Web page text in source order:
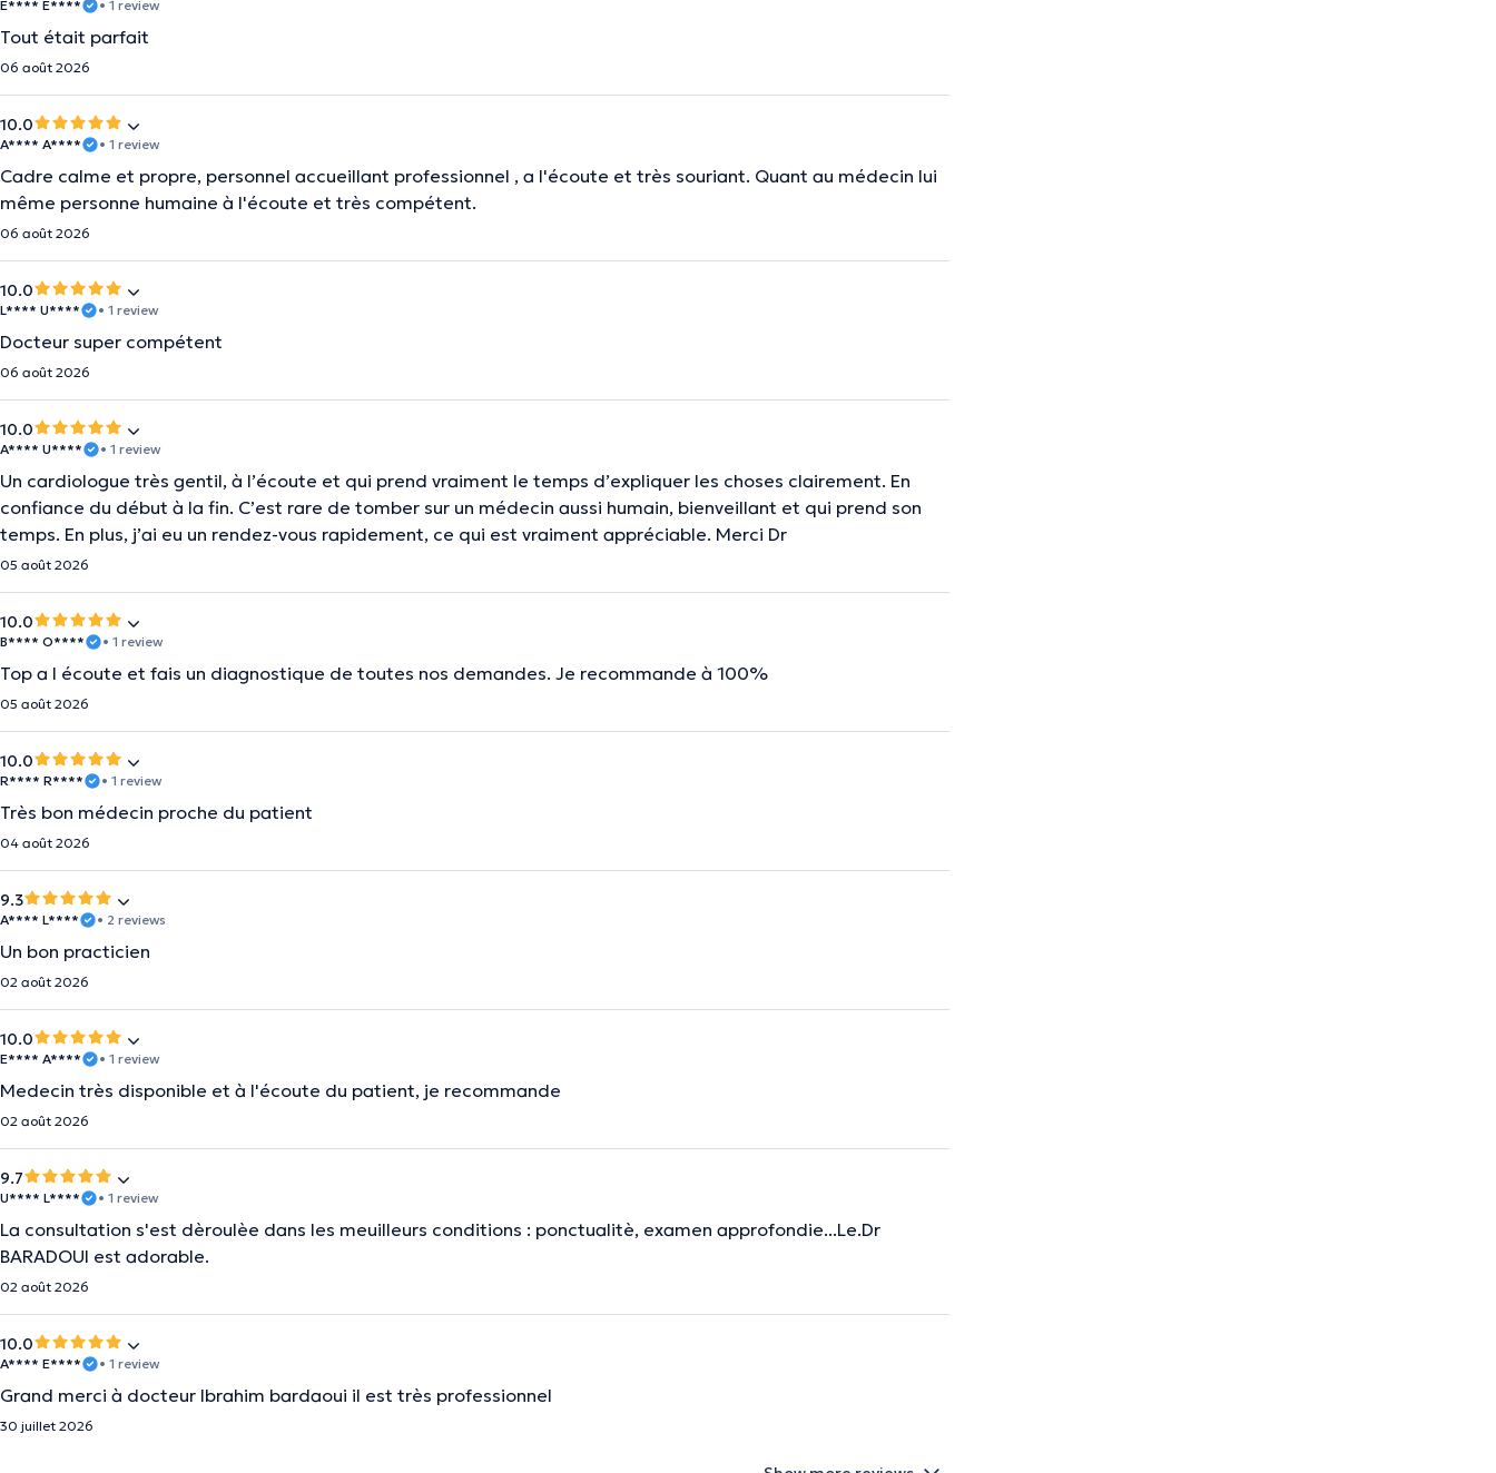
E**** E**** • 1 review
Tout était parfait
06 août 2026
10.0
A**** A**** • 1 review
Cadre calme et propre, personnel accueillant professionnel , a l'écoute et très souriant. Quant au médecin lui
même personne humaine à l'écoute et très compétent.
06 août 2026
10.0
L**** U**** • 1 review
Docteur super compétent
06 août 2026
10.0
A**** U**** • 1 review
Un cardiologue très gentil, à l’écoute et qui prend vraiment le temps d’expliquer les choses clairement. En
confiance du début à la fin. C’est rare de tomber sur un médecin aussi humain, bienveillant et qui prend son
temps. En plus, j’ai eu un rendez-vous rapidement, ce qui est vraiment appréciable. Merci Dr
05 août 2026
10.0
B**** O**** • 1 review
Top a l écoute et fais un diagnostique de toutes nos demandes. Je recommande à 100%
05 août 2026
10.0
R**** R**** • 1 review
Très bon médecin proche du patient
04 août 2026
9.3
A**** L**** • 2 reviews
Un bon practicien
02 août 2026
10.0
E**** A**** • 1 review
Medecin très disponible et à l'écoute du patient, je recommande
02 août 2026
9.7
U**** L**** • 1 review
La consultation s'est dèroulèe dans les meuilleurs conditions : ponctualitè, examen approfondie...Le.Dr
BARADOUI est adorable.
02 août 2026
10.0
A**** E**** • 1 review
Grand merci à docteur Ibrahim bardaoui il est très professionnel
30 juillet 2026